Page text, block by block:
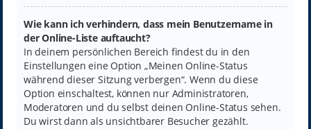
Wie kann ich verhindern, dass mein Benutzername in
der Online-Liste auftaucht?
In deinem persönlichen Bereich findest du in den
Einstellungen eine Option „Meinen Online-Status
während dieser Sitzung verbergen“. Wenn du diese
Option einschaltest, können nur Administratoren,
Moderatoren und du selbst deinen Online-Status sehen.
Du wirst dann als unsichtbarer Besucher gezählt.